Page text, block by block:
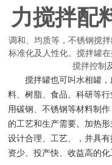
力搅拌配
调和、均质等，不锈钢搅
标准化及人性化。搅拌罐
搅拌控制
搅拌罐也可叫水相罐
料、树脂、食品、科研等
用碳钢、不锈钢等材料制
的工艺和生产需要。加热
设计合理、工艺、，并具
资少、投产快、收益高的化